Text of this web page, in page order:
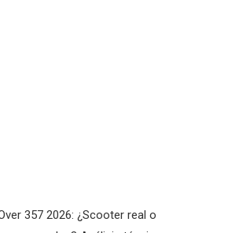
357 2026: ¿Scooter real o